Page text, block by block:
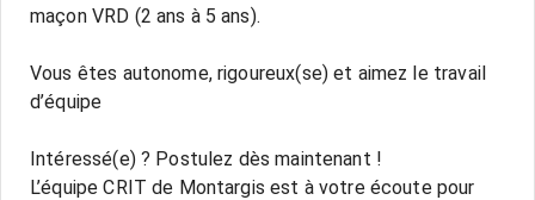
maçon VRD (2 ans à 5 ans).
Vous êtes autonome, rigoureux(se) et aimez le travail
d’équipe
Intéressé(e) ? Postulez dès maintenant !
L’équipe CRIT de Montargis est à votre écoute pour